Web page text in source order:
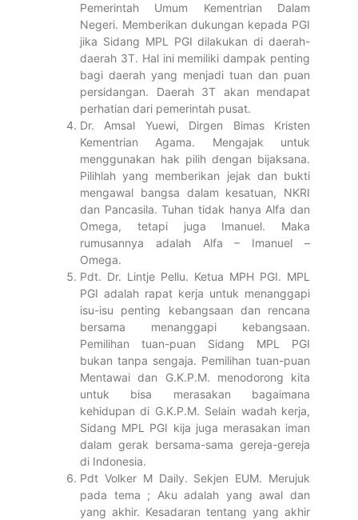
Pemerintah Umum Kementrian Dalam
Negeri. Memberikan dukungan kepada PGI
jika Sidang MPL PGI dilakukan di daerah-
daerah 3T. Hal ini memiliki dampak penting
bagi daerah yang menjadi tuan dan puan
persidangan. Daerah 3T akan mendapat
perhatian dari pemerintah pusat.
Dr. Amsal Yuewi, Dirgen Bimas Kristen
Kementrian Agama. Mengajak untuk
menggunakan hak pilih dengan bijaksana.
Pilihlah yang memberikan jejak dan bukti
mengawal bangsa dalam kesatuan, NKRI
dan Pancasila. Tuhan tidak hanya Alfa dan
Omega, tetapi juga Imanuel. Maka
rumusannya adalah Alfa – Imanuel –
Omega.
Pdt. Dr. Lintje Pellu. Ketua MPH PGI. MPL
PGI adalah rapat kerja untuk menanggapi
isu-isu penting kebangsaan dan rencana
bersama menanggapi kebangsaan.
Pemilihan tuan-puan Sidang MPL PGI
bukan tanpa sengaja. Pemilihan tuan-puan
Mentawai dan G.K.P.M. menodorong kita
untuk bisa merasakan bagaimana
kehidupan di G.K.P.M. Selain wadah kerja,
Sidang MPL PGI kija juga merasakan iman
dalam gerak bersama-sama gereja-gereja
di Indonesia.
Pdt Volker M Daily. Sekjen EUM. Merujuk
pada tema ; Aku adalah yang awal dan
yang akhir. Kesadaran tentang yang akhir